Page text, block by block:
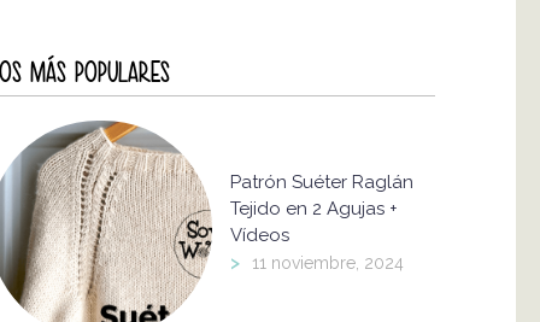
MÁS POPULARES
Patrón Suéter Raglán
Tejido en 2 Agujas +
Vídeos
> 11 noviembre, 2024